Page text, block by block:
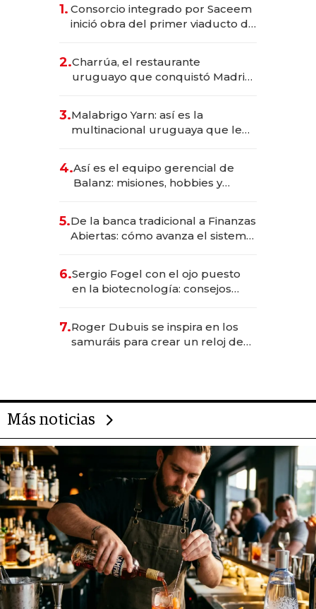
1. Consorcio integrado por Saceem
inició obra del primer viaducto de
millones
2.Charrúa, el restaurante
uruguayo que conquistó Madrid:
anticipación y prepara apertura
3.Malabrigo Yarn: así es la
multinacional uruguaya que le
4.Así es el equipo gerencial de
Balanz: misiones, hobbies y
5.De la banca tradicional a Finanzas
Abiertas: cómo avanza el sistema
6.Sergio Fogel con el ojo puesto
en la biotecnología: consejos
rol de la IA
7.Roger Dubuis se inspira en los
samuráis para crear un reloj de
Más noticias